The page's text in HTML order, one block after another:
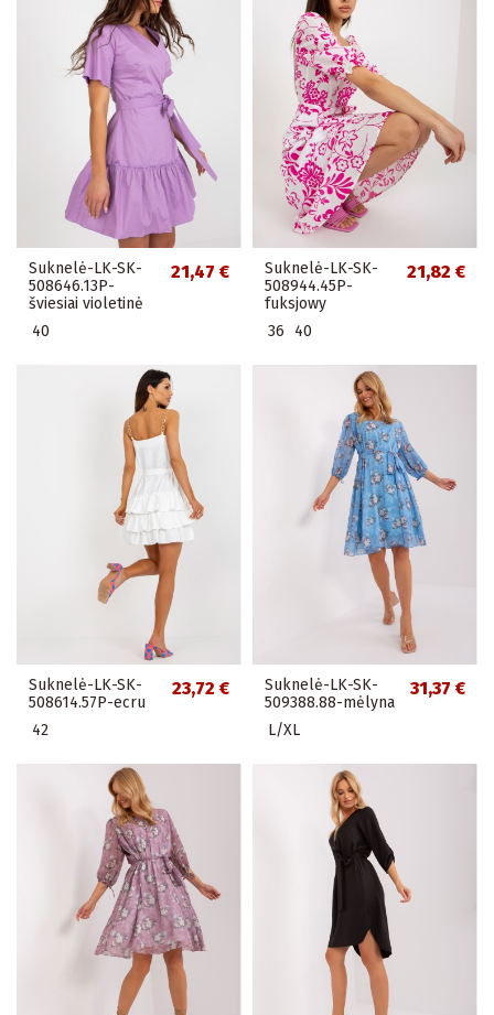
Suknelė-LK-SK-
508646.13P-
šviesiai violetinė
21,47 €
40
Suknelė-LK-SK-
508944.45P-
fuksjowy
21,82 €
36 40
Suknelė-LK-SK-
508614.57P-ecru
23,72 €
42
Suknelė-LK-SK-
509388.88-mėlyna
31,37 €
L/XL